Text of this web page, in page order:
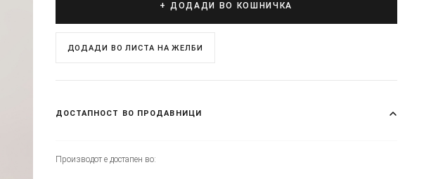
+ ДОДАДИ ВО КОШНИЧКА
ДОДАДИ ВО ЛИСТА НА ЖЕЛБИ
ДОСТАПНОСТ ВО ПРОДАВНИЦИ
Производот е достапен во: